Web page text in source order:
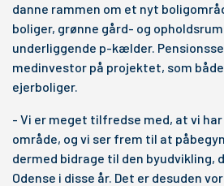
danne rammen om et nyt
boliger, grønne gård- og
underliggende p-kælder.
medinvestor på projektet, som
ejerboliger.
- Vi er meget tilfredse med, at vi
område, og vi ser frem til at
dermed bidrage til den byudvikling,
Odense i disse år. Det er desuden